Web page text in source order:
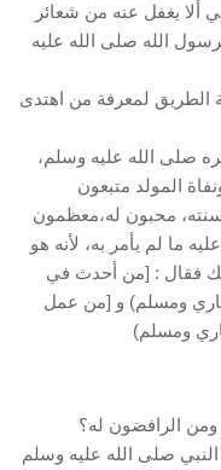
ألا يغفل عنه من شعائر
الله صلى الله عليه
الطريق لمعرفة من اهتدى
صلى الله عليه وسلم،
المولد متبعون
محبون له،معظمون
ما لم يأمر به، لأنه هو
فقال : [من أحدث في
ومسلم) و [من عمل
ومسلم)
ومن الرافضون له؟
صلى الله عليه وسلم